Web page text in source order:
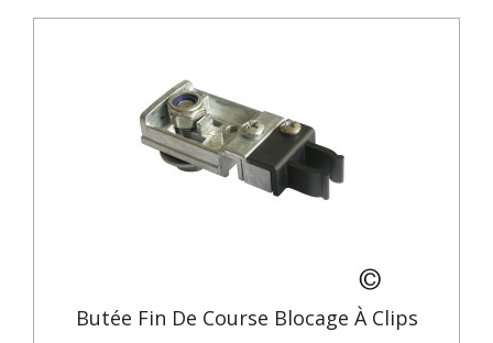
Butée Fin De Course Blocage À Clips